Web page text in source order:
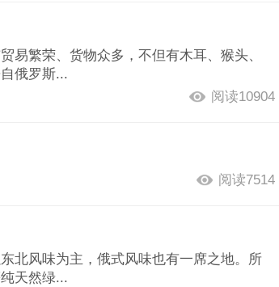
易繁荣、货物众多，不但有木耳、猴头、
俄罗斯...
阅读10904
阅读7514
北风味为主，俄式风味也有一席之地。所
天然绿...